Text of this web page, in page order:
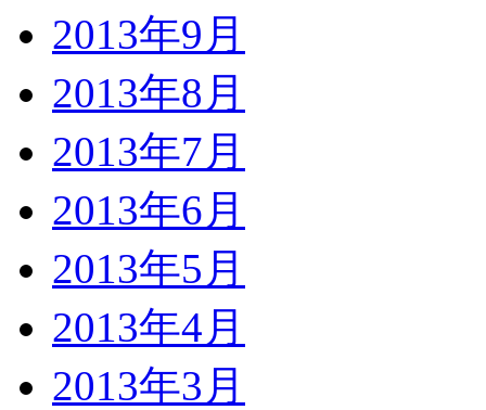
2013年9月
2013年8月
2013年7月
2013年6月
2013年5月
2013年4月
2013年3月